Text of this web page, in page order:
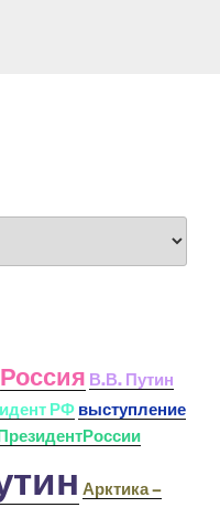
Россия В.В. Путин
РФ выступление
Арктика –